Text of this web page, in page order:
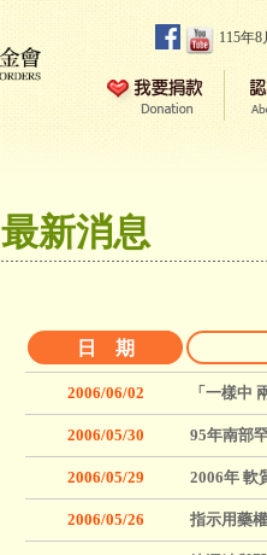
115年
最新消息
日 期
2006/06/02 「一樣中
2006/05/30 95年南部
2006/05/29 2006年
2006/05/26 指示用藥